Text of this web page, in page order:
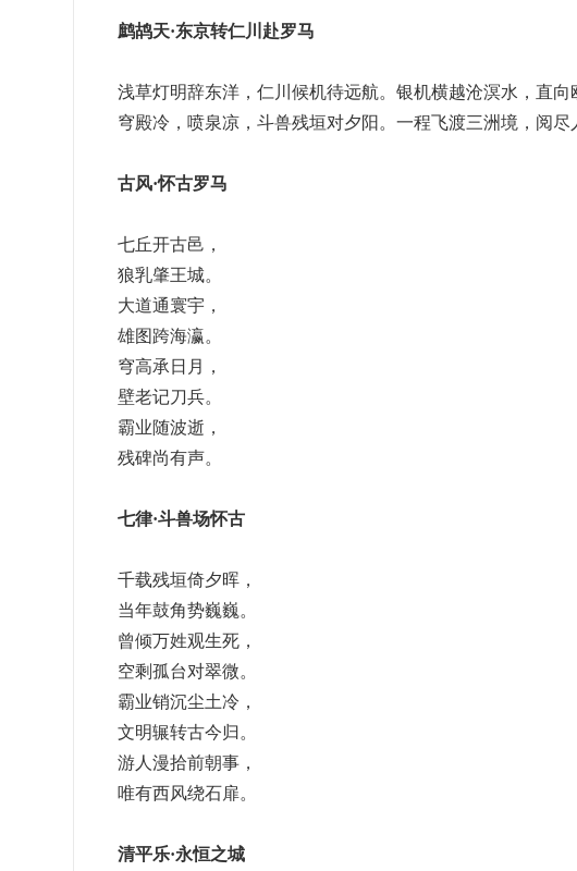
鹧鸪天·东京转仁川赴罗马
浅草灯明辞东洋，仁川候机待远航。银机横越沧溟水，直向
穹殿冷，喷泉凉，斗兽残垣对夕阳。一程飞渡三洲境，阅尽
古风·怀古罗马
七丘开古邑，
狼乳肇王城。
大道通寰宇，
雄图跨海瀛。
穹高承日月，
壁老记刀兵。
霸业随波逝，
残碑尚有声。
七律·斗兽场怀古
千载残垣倚夕晖，
当年鼓角势巍巍。
曾倾万姓观生死，
空剩孤台对翠微。
霸业销沉尘土冷，
文明辗转古今归。
游人漫拾前朝事，
唯有西风绕石扉。
清平乐·永恒之城